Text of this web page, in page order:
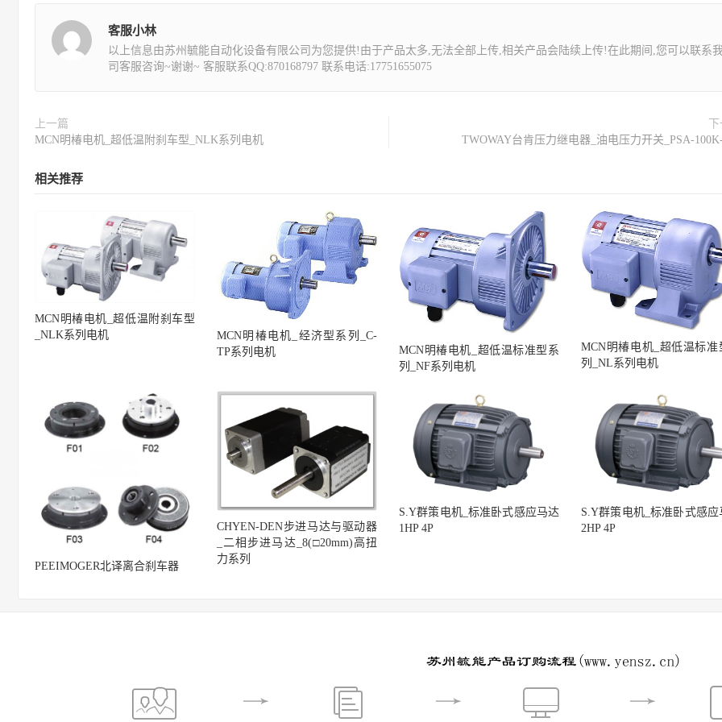
客服小林
以上信息由苏州毓能自动化设备有限公司为您提供!由于产品太多,无法全部上传,相关产品会陆续上传!在此期间,您可以联系
司客服咨询~谢谢~ 客服联系QQ:870168797 联系电话:17751655075
上一篇
MCN明椿电机_超低温附刹车型_NLK系列电机
TWOWAY台肯压力继电器_油电压力开关_PSA-
相关推荐
MCN明椿电机_超低温附刹车型
_NLK系列电机
MCN明椿电机_经济型系列_C-
TP系列电机
MCN明椿电机_超低温标准型系
列_NF系列电机
MCN明椿电机_超低温标准
列_NL系列电机
PEEIMOGER北译离合刹车器
CHYEN-DEN步进马达与驱动器
_二相步进马达_8(□20mm)高扭
力系列
S.Y群策电机_标准卧式感应马达
1HP 4P
S.Y群策电机_标准卧式感应
2HP 4P